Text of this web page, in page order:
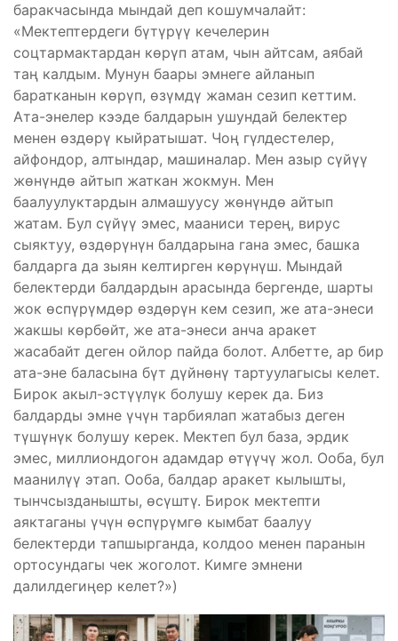
баракчасында мындай деп кошумчалайт:
«Мектептердеги бүтүрүү кечелерин
соцтармактардан көрүп атам, чын айтсам, аябай
таң калдым. Мунун баары эмнеге айланып
баратканын көрүп, өзүмдү жаман сезип кеттим.
Ата-энелер кээде балдарын ушундай белектер
менен өздөрү кыйратышат. Чоң гүлдестелер,
айфондор, алтындар, машиналар. Мен азыр сүйүү
жөнүндө айтып жаткан жокмун. Мен
баалуулуктардын алмашуусу жөнүндө айтып
жатам. Бул сүйүү эмес, мааниси терең, вирус
сыяктуу, өздөрүнүн балдарына гана эмес, башка
балдарга да зыян келтирген көрүнүш. Мындай
белектерди балдардын арасында бергенде, шарты
жок өспүрүмдөр өздөрүн кем сезип, же ата-энеси
жакшы көрбөйт, же ата-энеси анча аракет
жасабайт деген ойлор пайда болот. Албетте, ар бир
ата-эне баласына бүт дүйнөнү тартуулагысы келет.
Бирок акыл-эстүүлүк болушу керек да. Биз
балдарды эмне үчүн тарбиялап жатабыз деген
түшүнүк болушу керек. Мектеп бул база, эрдик
эмес, миллиондогон адамдар өтүүчү жол. Ооба, бул
маанилүү этап. Ооба, балдар аракет кылышты,
тынчсызданышты, өсүштү. Бирок мектепти
аяктаганы үчүн өспүрүмгө кымбат баалуу
белектерди тапшырганда, колдоо менен паранын
ортосундагы чек жоголот. Кимге эмнени
далилдегиңер келет?»)